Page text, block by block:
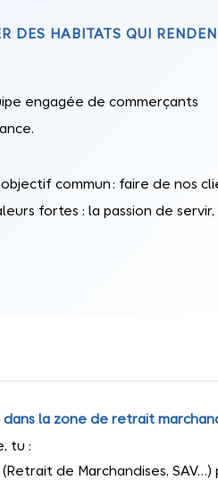
DES HABITATS QUI
engagée de commerçants
commun : faire de nos
fortes : la passion de servir,
dans la zone de retrait
tu :
de Marchandises, SAV…)